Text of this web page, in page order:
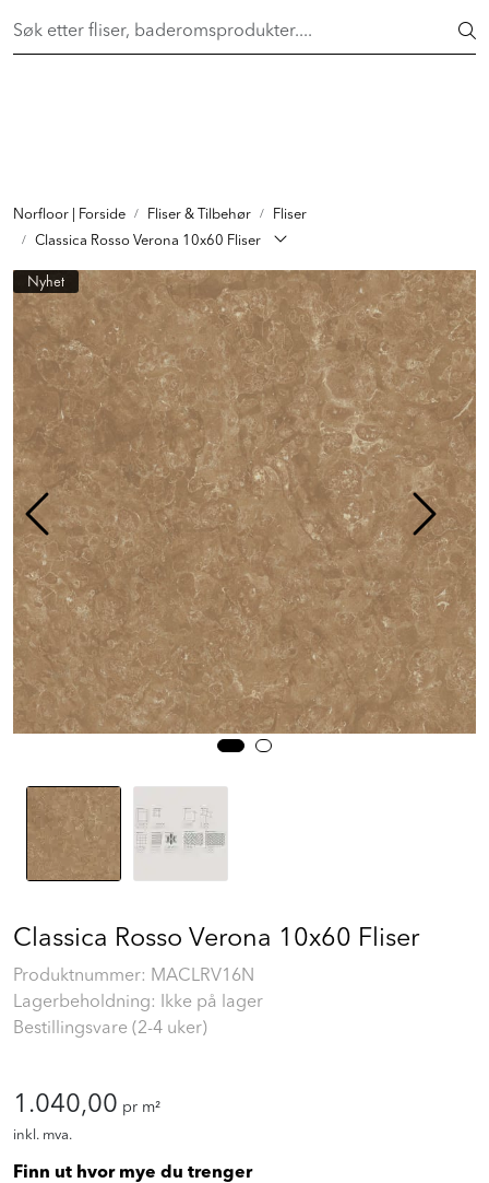
FAST LAVPRIS på en rekke fliser og baderomsprodukter. Shop
Norfloor | Forside Fliser & Tilbehør
Fliser
Classica Rosso Verona 10x60 Fliser
Nyhet
Classica Rosso Verona 10x60 Fliser
Produktnummer: MACLRV16N
Lagerbeholdning: Ikke på lager
Bestillingsvare (2-4 uker)
1.040,00 pr m²
inkl. mva.
Finn ut hvor mye du trenger
INTERIØR
INSPIRASJON
Lenker
Butikker
Proff
Prosjekt
Still et spørsmål
Favoritter (0
Min side
Logg inn